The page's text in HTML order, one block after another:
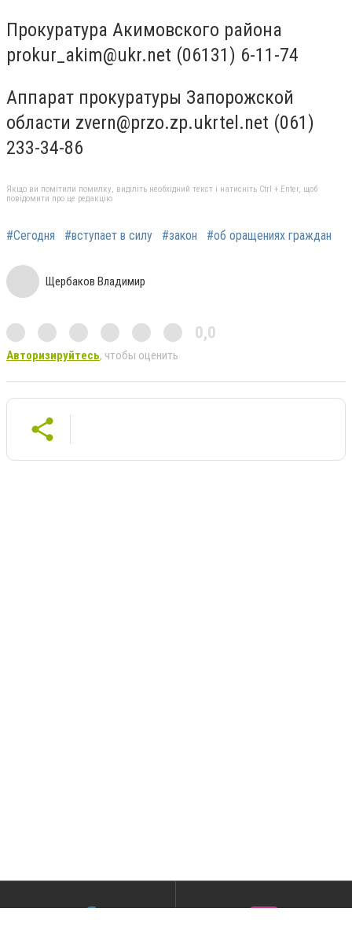
Прокуратура Акимовского района
prokur_akim@ukr.net (06131) 6-11-74
Аппарат прокуратуры Запорожской
области zvern@przo.zp.ukrtel.net (061)
233-34-86
Якщо ви помітили помилку, виділіть необхідний текст і натисніть Ctrl + Enter, щоб
повідомити про це редакцію
#Сегодня #вступает в силу #закон #об оращениях граждан
Щербаков Владимир
0,0
Авторизируйтесь, чтобы оценить